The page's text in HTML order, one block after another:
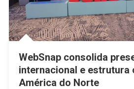
WebSnap consolida
internacional e estrutura
América do Norte